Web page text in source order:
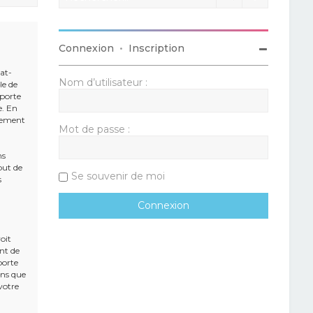
de
En
de
de
que
Connexion • Inscription
Nom d’utilisateur :
Mot de passe :
Se souvenir de moi